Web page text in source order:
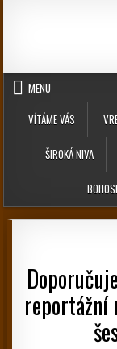
MENU
VÍTÁME VÁS
ŠIROKÁ NIVA
reportážní